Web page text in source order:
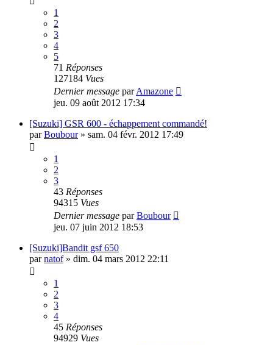
1
2
3
4
5
71 Réponses
127184 Vues
Dernier message parAmazone
jeu. 09 août 2012 17:34
[Suzuki] GSR 600 - échappement commandé!
parBoubour» sam. 04 févr. 2012 17:49
1
2
3
43 Réponses
94315 Vues
Dernier message parBoubour
jeu. 07 juin 2012 18:53
[Suzuki]Bandit gsf 650
parnatof» dim. 04 mars 2012 22:11
1
2
3
4
45 Réponses
94929 Vues